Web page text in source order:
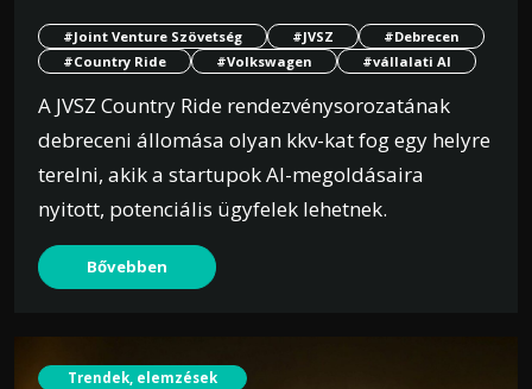
#Joint Venture Szövetség #JVSZ
#Debrecen
#Country Ride
#Volkswagen #vállalati AI
A JVSZ Country Ride rendezvénysorozatának
debreceni állomása olyan kkv-kat fog egy helyre
terelni, akik a startupok AI-megoldásaira
nyitott, potenciális ügyfelek lehetnek.
Bővebben
Trendek, elemzések